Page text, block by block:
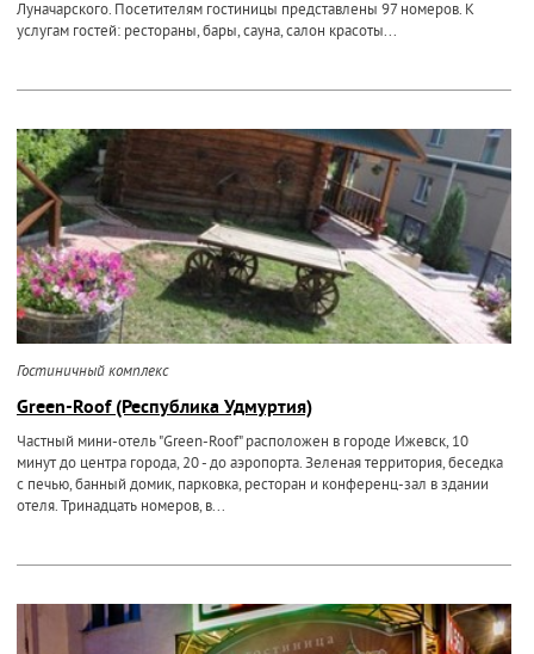
Луначарского. Посетителям гостиницы представлены 97 номеров. К
услугам гостей: рестораны, бары, сауна, салон красоты...
Гостиничный комплекс
Green-Roof (Республика Удмуртия)
Частный мини-отель "Green-Roof" расположен в городе Ижевск, 10
минут до центра города, 20 - до аэропорта. Зеленая территория, беседка
с печью, банный домик, парковка, ресторан и конференц-зал в здании
отеля. Тринадцать номеров, в...